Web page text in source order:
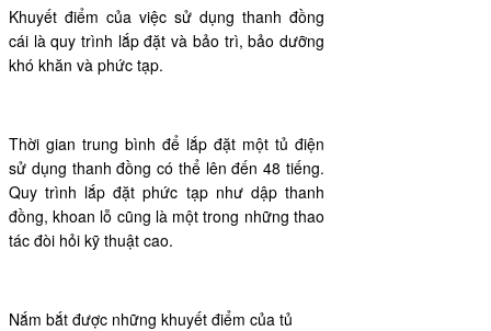
Khuyết điểm của việc sử dụng thanh đồng
cái là quy trình lắp đặt và bảo trì, bảo dưỡng
khó khăn và phức tạp.
Thời gian trung bình để lắp đặt một tủ điện
sử dụng thanh đồng có thể lên đến 48 tiếng.
Quy trình lắp đặt phức tạp như dập thanh
đồng, khoan lỗ cũng là một trong những thao
tác đòi hỏi kỹ thuật cao.
Nắm bắt được những khuyết điểm của tủ